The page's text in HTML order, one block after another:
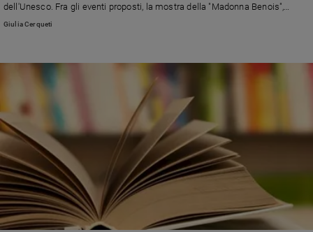
dell'Unesco. Fra gli eventi proposti, la mostra della "Madonna Benois",
celebre dipinto giovanile di Leonardo da Vinci.
Giulia Cerqueti